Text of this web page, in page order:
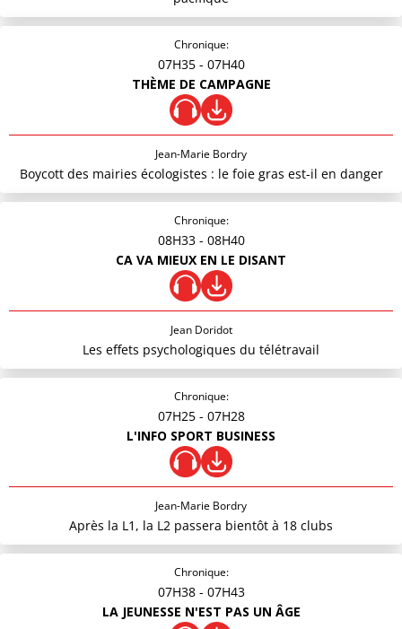
Chronique:
07H35 - 07H40
THÈME DE CAMPAGNE
Jean-Marie Bordry
Boycott des mairies écologistes : le foie gras est-il en danger
Chronique:
08H33 - 08H40
CA VA MIEUX EN LE DISANT
Jean Doridot
Les effets psychologiques du télétravail
Chronique:
07H25 - 07H28
L'INFO SPORT BUSINESS
Jean-Marie Bordry
Après la L1, la L2 passera bientôt à 18 clubs
Chronique:
07H38 - 07H43
LA JEUNESSE N'EST PAS UN ÂGE